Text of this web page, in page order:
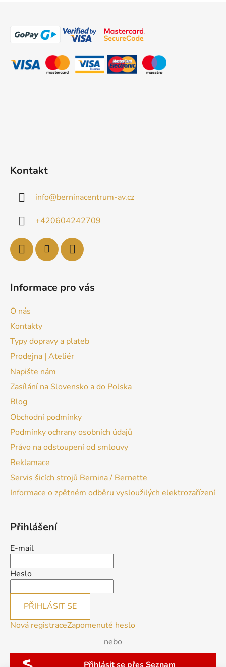
Kontakt
info@berninacentrum-av.cz
+420604242709
Informace pro vás
O nás
Kontakty
Typy dopravy a plateb
Prodejna | Ateliér
Napište nám
Zasílání na Slovensko a do Polska
Blog
Obchodní podmínky
Podmínky ochrany osobních údajů
Právo na odstoupení od smlouvy
Reklamace
Servis šicích strojů Bernina / Bernette
Informace o zpětném odběru vysloužilých elektrozařízení
Přihlášení
E-mail
Heslo
PŘIHLÁSIT SE
Nová registraceZapomenuté heslo
nebo